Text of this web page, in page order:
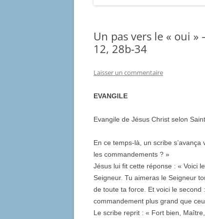
Un pas vers le « oui
12, 28b-34
Laisser un commentaire
EVANGILE
Evangile de Jésus Christ selon
En ce temps-là, un scribe
les commandements ? »
Jésus lui fit cette réponse : « Voici
Seigneur. Tu aimeras le Seigneur
de toute ta force. Et voici le second
commandement plus grand que
Le scribe reprit : « Fort bien,